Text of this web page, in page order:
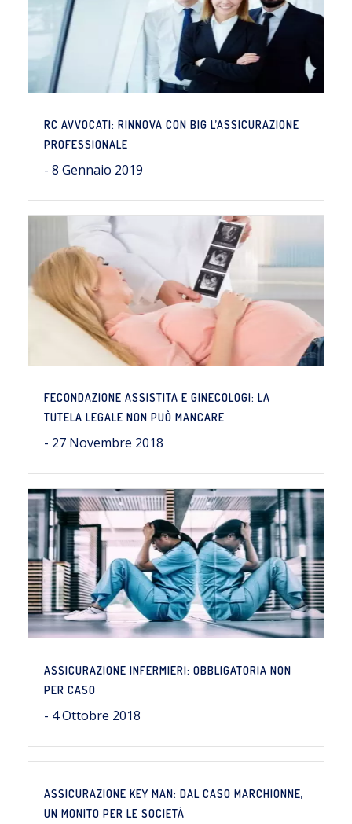
RC AVVOCATI: RINNOVA CON BIG L’ASSICURAZIONE
PROFESSIONALE
- 8 Gennaio 2019
FECONDAZIONE ASSISTITA E GINECOLOGI: LA
TUTELA LEGALE NON PUÒ MANCARE
- 27 Novembre 2018
ASSICURAZIONE INFERMIERI: OBBLIGATORIA NON
PER CASO
- 4 Ottobre 2018
ASSICURAZIONE KEY MAN: DAL CASO MARCHIONNE,
UN MONITO PER LE SOCIETÀ